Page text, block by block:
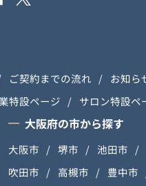
ご契約までの流れ
お知ら
特設ページ サロン特設ペ
大阪府の市から探す
大阪市 堺市 池田市
吹田市
高槻市 豊中市